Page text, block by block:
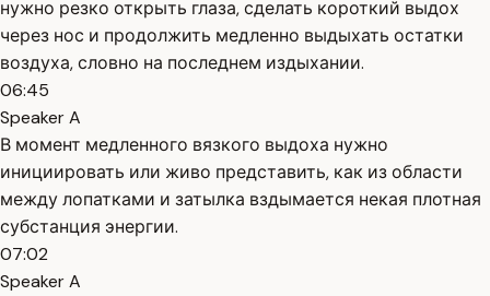
нужно резко открыть глаза, сделать короткий выдох
через нос и продолжить медленно выдыхать остатки
воздуха, словно на последнем издыхании.
06:45
Speaker A
В момент медленного вязкого выдоха нужно
инициировать или живо представить, как из области
между лопатками и затылка вздымается некая плотная
субстанция энергии.
07:02
Speaker A